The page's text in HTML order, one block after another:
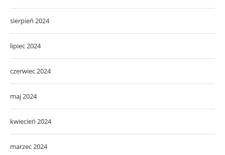
sierpień 2024
lipiec 2024
czerwiec 2024
maj 2024
kwiecień 2024
marzec 2024